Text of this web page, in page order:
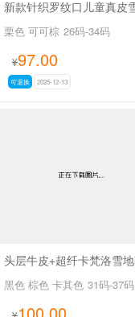
栗色 可可棕 26码-34码
¥97.00
可退换 2025-12-13
黑色 棕色 卡其色 31码-37码
100.00